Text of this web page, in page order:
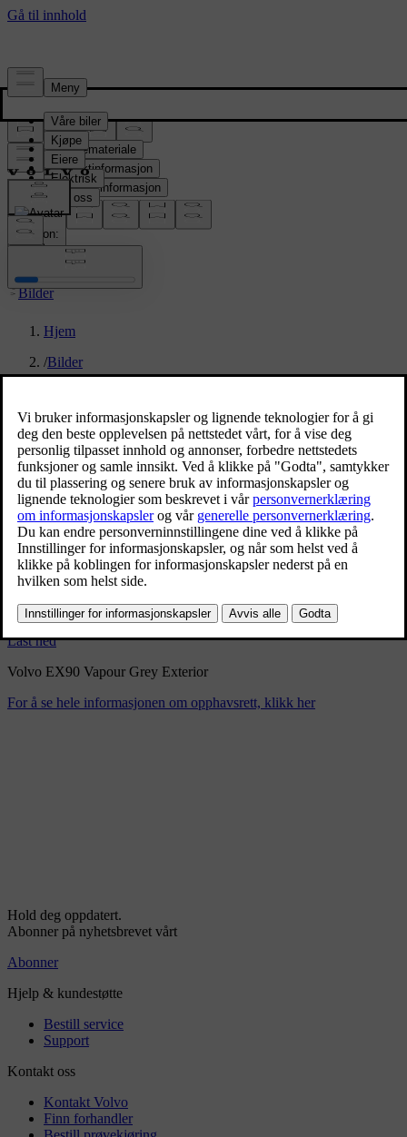
Presserom
Pressemateriale
Produktinformasjon
Selskapsinformasjon
Mediekontakter
location:
NO
Bilder
Hjem
/Bilder
Volvo EX90 Vapour Grey
Exterior
9/3/2024
Bokmerke
Del
Last ned
Volvo EX90 Vapour Grey Exterior
For å se hele informasjonen om opphavsrett, klikk her